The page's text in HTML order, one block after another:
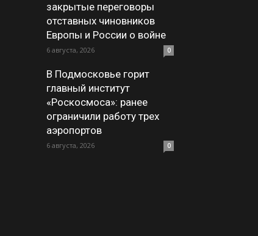
закрытые переговоры
отставных чиновников
Европы и России о войне
6 августа, 2026 0
В Подмосковье горит
главный институт
«Роскосмоса»: ранее
ограничили работу трех
аэропортов
6 августа, 2026 0